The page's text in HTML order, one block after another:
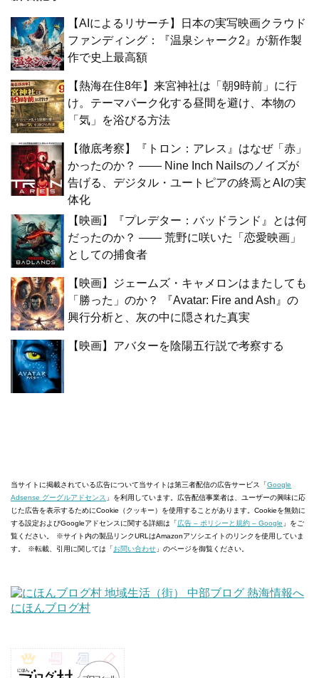
【AIによるリサーチ】日本の実写映画クラウド
ファンディング：『温泉シャーク2』が新作製
作で史上最高額
【熱海在住8年】来宮神社は「朝9時前」に行
け。テーマパーク化する昼間を避け、本物の
「気」を浴びる方法
【徹底考察】『トロン：アレス』はなぜ「赤」
かったのか？ —— Nine Inch Nailsのノイズが
告げる、デジタル・ユートピアの終焉とAIの実
体化
【映画】『プレデター：バッドランド』とは何
だったのか？ —— 荒野に咲いた「恋愛映画」
としての捕食者
【映画】ジェームズ・キャメロンはまたしても
「勝った」のか？ 『Avatar: Fire and Ash』の
興行分析と、灰の中に隠された真実
【映画】アバターを陰陽五行説で考察する
当サイトに掲載されている広告について当サイトは第三者配信の広告サービス「Google
Adsense グーグルアドセンス 」を利用しています。広告配信事業者は、ユーザーの興味に応
じた広告を表示するためにCookie（クッキー）を使用することがあります。Cookieを無効に
する設定およびGoogleアドセンスに関する詳細は「広告 – ポリシーと規約 – Google 」をご
覧ください。
※サイト内の製品リンクURLはAmazonアソシエイトのリンクを使用していま
す。
※転載、引用に関しては「お問い合わせ 」のページを御覧ください。
にほんブログ村